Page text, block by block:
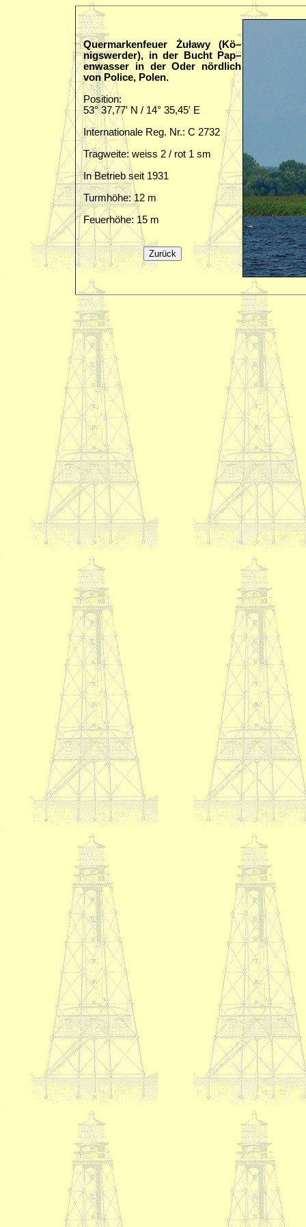
Quermarkenfeuer Żuławy (Kö–
nigswerder), in der Bucht Pap–
enwasser in der Oder nördlich
von Police, Polen.
Position:
53° 37,77′ N / 14° 35,45′ E
Internationale Reg. Nr.: C 2732
Tragweite: weiss 2 / rot 1 sm
In Betrieb seit 1931
Turmhöhe: 12 m
Feuerhöhe: 15 m